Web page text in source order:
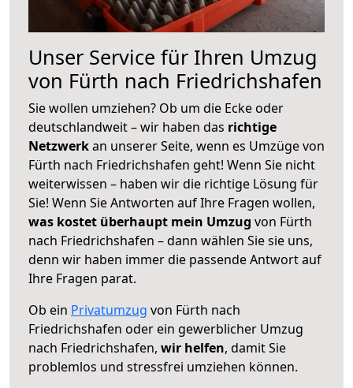
Unser Service für Ihren Umzug
von Fürth nach Friedrichshafen
Sie wollen umziehen? Ob um die Ecke oder
deutschlandweit – wir haben das richtige
Netzwerkan unserer Seite, wenn es Umzüge von
Fürth nach Friedrichshafen geht! Wenn Sie nicht
weiterwissen – haben wir die richtige Lösung für
Sie! Wenn Sie Antworten auf Ihre Fragen wollen,
was kostet überhaupt mein Umzug von Fürth
nach Friedrichshafen – dann wählen Sie sie uns,
denn wir haben immer die passende Antwort auf
Ihre Fragen parat.
Ob ein Privatumzug von Fürth nach
Friedrichshafen oder ein gewerblicher Umzug
nach Friedrichshafen, wir helfen, damit Sie
problemlos und stressfrei umziehen können.